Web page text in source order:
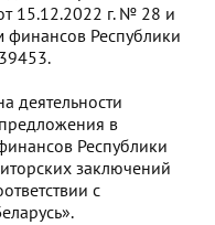
15.12.2022 г. № 28 и
финансов Республики
деятельности
в
Республики
заключений
с